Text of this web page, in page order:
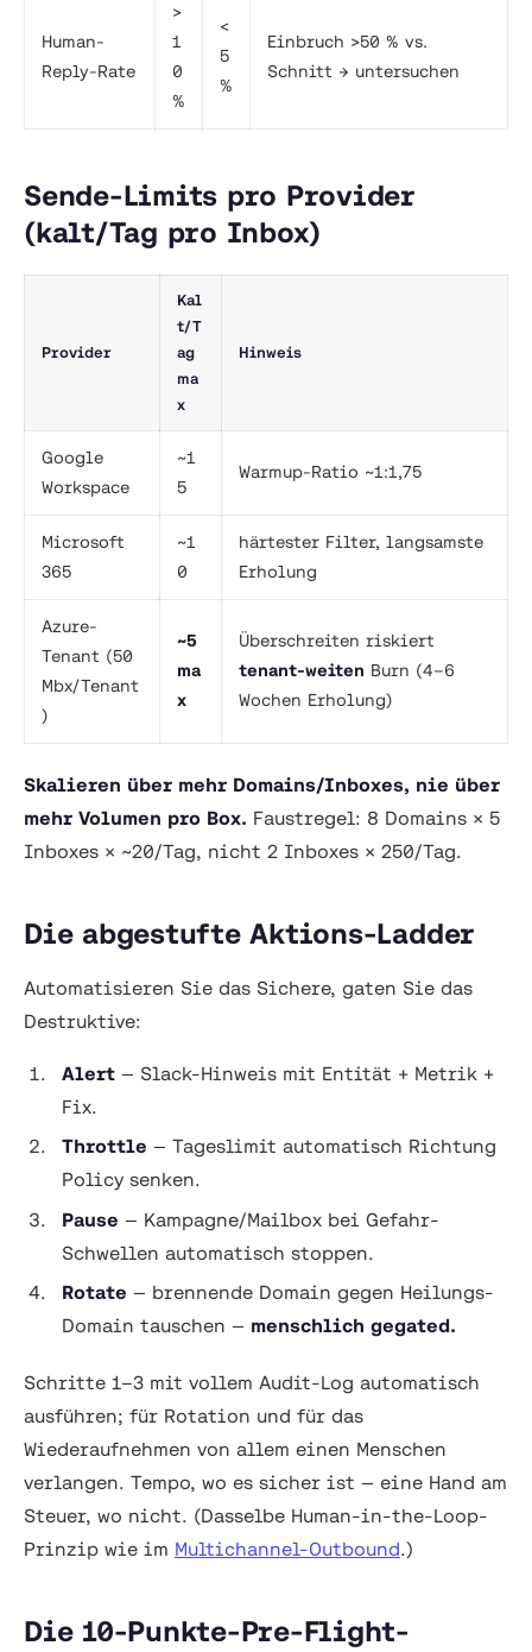
Human-
Reply-Rate
>
1
0
%
<
5
%
Einbruch >50 % vs.
Schnitt → untersuchen
Sende-Limits pro Provider
(kalt/Tag pro Inbox)
Provider
Kal
t/T
ag
ma
x
Hinweis
Google
Workspace
~1
5
Warmup-Ratio ~1:1,75
Microsoft
365
~1
0
härtester Filter, langsamste
Erholung
Azure-
Tenant (50
Mbx/Tenant
)
~5
ma
x
Überschreiten riskiert
tenant-weiten Burn (4–6
Wochen Erholung)
Skalieren über mehr Domains/Inboxes, nie über
mehr Volumen pro Box. Faustregel: 8 Domains × 5
Inboxes × ~20/Tag, nicht 2 Inboxes × 250/Tag.
Die abgestufte Aktions-Ladder
Automatisieren Sie das Sichere, gaten Sie das
Destruktive:
Alert — Slack-Hinweis mit Entität + Metrik +
Fix.
Throttle — Tageslimit automatisch Richtung
Policy senken.
Pause — Kampagne/Mailbox bei Gefahr-
Schwellen automatisch stoppen.
Rotate — brennende Domain gegen Heilungs-
Domain tauschen — menschlich gegated.
Schritte 1–3 mit vollem Audit-Log automatisch
ausführen; für Rotation und für das
Wiederaufnehmen von allem einen Menschen
verlangen. Tempo, wo es sicher ist — eine Hand am
Steuer, wo nicht. (Dasselbe Human-in-the-Loop-
Prinzip wie im Multichannel-Outbound.)
Die 10-Punkte-Pre-Flight-